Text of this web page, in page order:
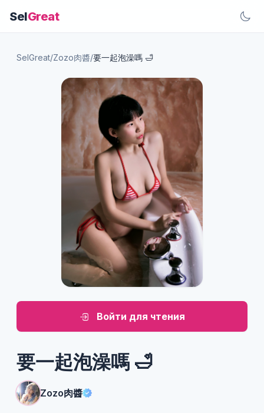
SelGreat
SelGreat/Zozo肉醬/要一起泡澡嗎 🛁
Войти для чтения
要一起泡澡嗎 🛁
Zozo肉醬